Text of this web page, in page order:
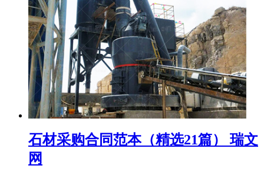
石材采购合同范本（精选21篇） 瑞文
网